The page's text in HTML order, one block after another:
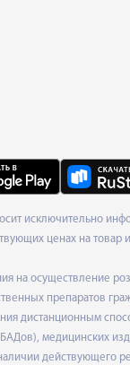
исключительно
ценах на товар
на осуществление
препаратов
дистанционным
медицинских
действующего